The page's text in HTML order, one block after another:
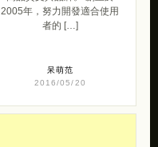
2005年，努力開發適合使用
者的 […]
呆萌范
2016/05/20